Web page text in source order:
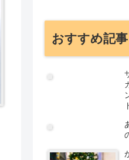
おすすめ記事